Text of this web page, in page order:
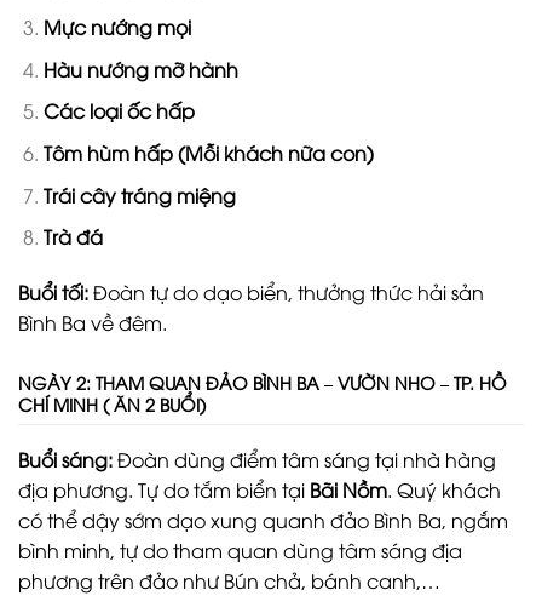
Mực nướng mọi
Hàu nướng mỡ hành
Các loại ốc hấp
Tôm hùm hấp (Mỗi khách nữa con)
Trái cây tráng miệng
Trà đá
Buổi tối:Đoàn tự do dạo biển, thưởng thức hải sản
Bình Ba về đêm.
NGÀY 2: THAM QUAN ĐẢO BÌNH BA – VƯỜN NHO – TP. HỒ
CHÍ MINH ( ĂN 2 BUỔI)
Buổi sáng:Đoàn dùng điểm tâm sáng tại nhà hàng
địa phương. Tự do tắm biển tại Bãi Nồm. Quý khách
có thể dậy sớm dạo xung quanh đảo Bình Ba, ngắm
bình minh, tự do tham quan dùng tâm sáng địa
phương trên đảo như Bún chả, bánh canh,…